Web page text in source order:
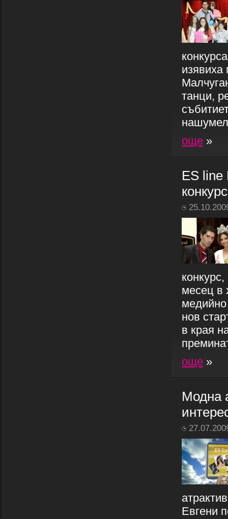
изявиха
танци,
още »
ES line
месец в
медийно
нов
в края
още »
Модна
Евгени